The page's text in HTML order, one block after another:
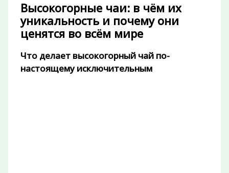
Высокогорные чаи: в чём их
уникальность и почему они
ценятся во всём мире
Что делает высокогорный чай по-
настоящему исключительным